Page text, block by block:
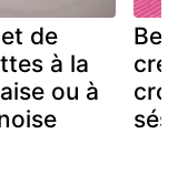
de
à la
ou à